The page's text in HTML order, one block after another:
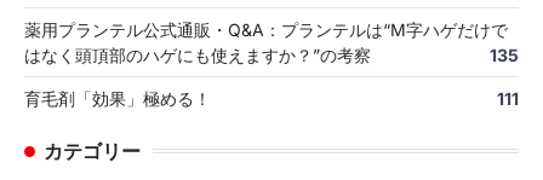
薬用プランテル公式通販・Q&A：プランテルは“M字ハゲだけで
はなく頭頂部のハゲにも使えますか？”の考察
135
育毛剤「効果」極める！ 111
カテゴリー